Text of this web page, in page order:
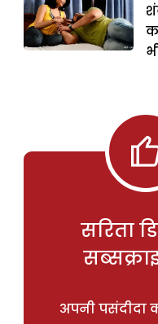
सरिता
अपनी पसंदीदा